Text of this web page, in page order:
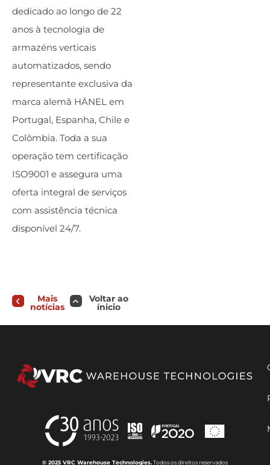
dedicado ao longo de 22
anos à tecnologia de
armazéns verticais
automatizados, sendo
representante exclusiva da
marca alemã HÄNEL em
Portugal, Espanha, Chile e
Colômbia. Toda a sua
operação tem certificação
ISO9001 e assegura uma
oferta integral de serviços
com assistência técnica
disponível 24/7.
Mais
notícias
Voltar ao
ínicio
© 2025 VRC Warehouse Technologies.Todos os direitos reservados